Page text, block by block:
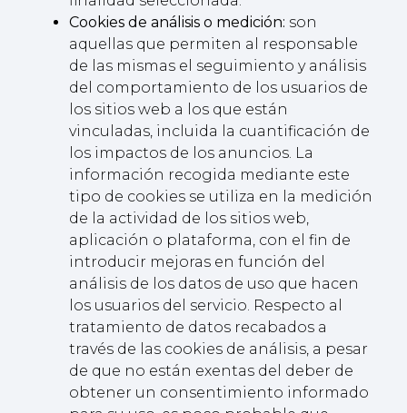
Cookies de análisis o medición: son
aquellas que permiten al responsable
de las mismas el seguimiento y análisis
del comportamiento de los usuarios de
los sitios web a los que están
vinculadas, incluida la cuantificación de
los impactos de los anuncios. La
información recogida mediante este
tipo de cookies se utiliza en la medición
de la actividad de los sitios web,
aplicación o plataforma, con el fin de
introducir mejoras en función del
análisis de los datos de uso que hacen
los usuarios del servicio. Respecto al
tratamiento de datos recabados a
través de las cookies de análisis, a pesar
de que no están exentas del deber de
obtener un consentimiento informado